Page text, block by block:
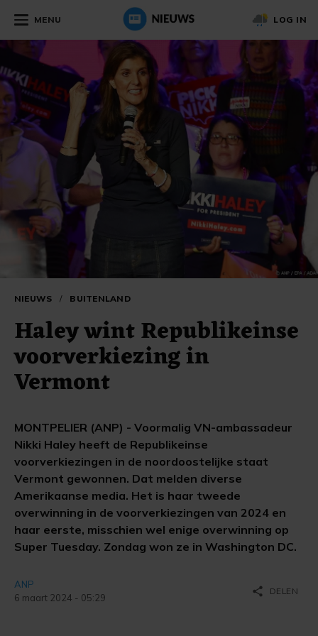
MENU LOG IN
NIEUWS / BUITENLAND
Haley wint Republikeinse
voorverkiezing in
Vermont
MONTPELIER (ANP) - Voormalig VN-ambassadeur
Nikki Haley heeft de Republikeinse
voorverkiezingen in de noordoostelijke staat
Vermont gewonnen. Dat melden diverse
Amerikaanse media. Het is haar tweede
overwinning in de voorverkiezingen van 2024 en
haar eerste, misschien wel enige overwinning op
Super Tuesday. Zondag won ze in Washington DC.
ANP
6 maart 2024 - 05:29
share DELEN